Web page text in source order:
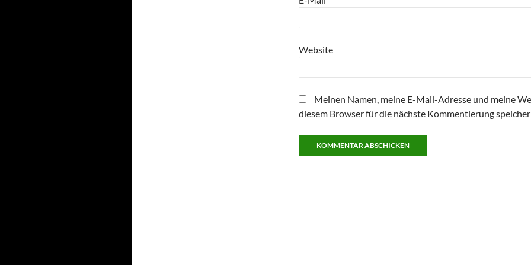
Website
Meinen Namen, meine E-Mail-Adresse und meine
diesem Browser für die nächste Kommentierung